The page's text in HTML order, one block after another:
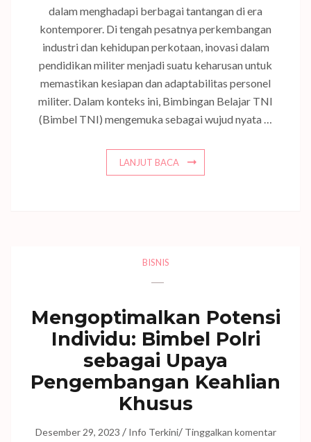
dalam menghadapi berbagai tantangan di era
kontemporer. Di tengah pesatnya perkembangan
industri dan kehidupan perkotaan, inovasi dalam
pendidikan militer menjadi suatu keharusan untuk
memastikan kesiapan dan adaptabilitas personel
militer. Dalam konteks ini, Bimbingan Belajar TNI
(Bimbel TNI) mengemuka sebagai wujud nyata …
LANJUT BACA
BISNIS
Mengoptimalkan Potensi
Individu: Bimbel Polri
sebagai Upaya
Pengembangan Keahlian
Khusus
Desember 29, 2023 / Info Terkini/ Tinggalkan komentar